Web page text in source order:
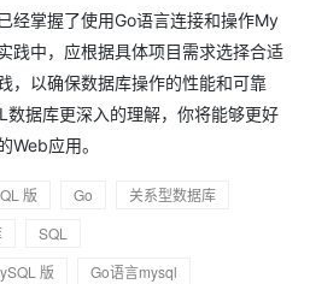
经掌握了使用Go语言连接和操作My
践中，应根据具体项目需求选择合适
，以确保数据库操作的性能和可靠
据库更深入的理解，你将能够更好
Web应用。
版 Go
关系型数据库
SQL
版 Go语言mysql